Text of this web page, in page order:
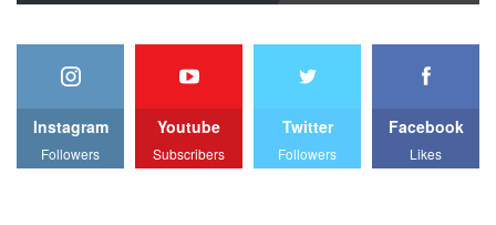
Facebook
Likes
Twitter
Followers
Youtube
Subscribers
Instagram
Followers